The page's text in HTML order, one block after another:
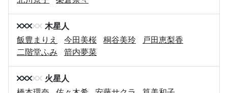
木星人
飯豊まりえ
今田美桜 桐谷美玲
戸田恵梨香
二階堂ふみ
箭内夢菜
火星人